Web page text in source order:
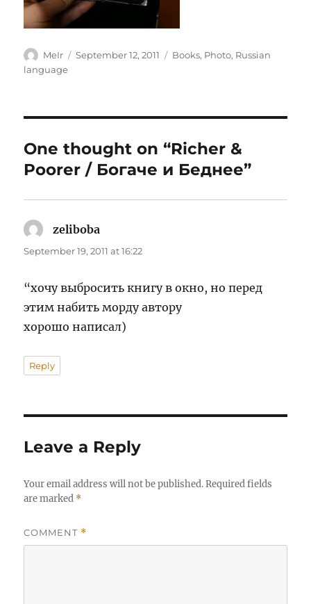
Author
MeIr
Posted
September 12, 2011 Categories
Books, Photo, Russian
language
One thought on “Richer &
Poorer / Богаче и Беднее”
zeliboba
September 19, 2011 at 16:22
“хочу выбросить книгу в окно, но перед
этим набить морду автору
хорошо написал)
Reply
Leave a Reply
Your email address will not be published. Required fields
are marked *
COMMENT *